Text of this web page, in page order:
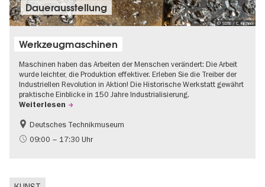
© SDTB / C. Kirchner
Dauer­aus­stel­lung
Werkzeugmaschinen
Maschinen haben das Arbeiten der Menschen verändert: Die Arbeit
wurde leichter, die Produktion effektiver. Erleben Sie die Treiber der
Industriellen Revolution in Aktion! Die Historische Werkstatt gewährt
praktische Einblicke in 150 Jahre Industrialisierung.
Weiterlesen
Geschichte
Deutsches Technikmuseum
09:00 – 17:30 Uhr